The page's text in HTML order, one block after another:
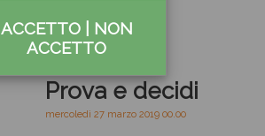
ACCETTO| NON
ACCETTO
Prova e decidi
mercoledì 27 marzo 2019 00.00